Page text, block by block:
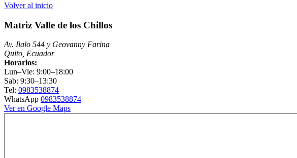
Volver al inicio
Matriz Valle de los Chillos
Av. Ilalo 544 y Geovanny Farina
Quito, Ecuador
Horarios:
Lun–Vie: 9:00–18:00
Sab: 9:30–13:30
Tel: 0983538874
WhatsApp 0983538874
Ver en Google Maps